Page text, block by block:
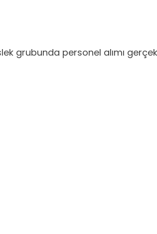
grubunda personel alımı